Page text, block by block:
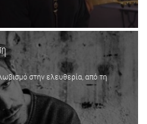
στην ελευθερία, από τη